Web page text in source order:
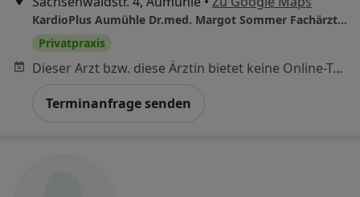
KardioPlus Aumühle Dr.med. Margot Sommer Fachärztin für Innere Medizin und Kardiologie
Privatpraxis
Dieser Arzt bzw. diese Ärztin bietet keine Online-Terminbuchung an diesem Standort an.
Terminanfrage senden